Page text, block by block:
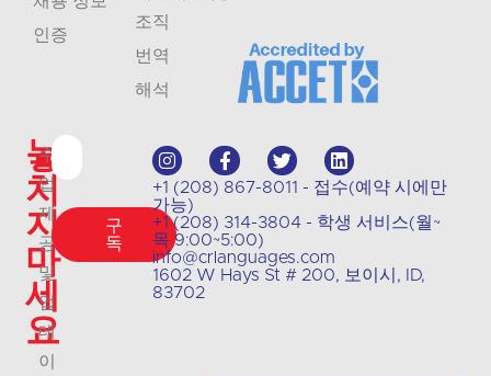
놓
치
지
마
세
요
수
업
제
공
및
업
데
이
구
독
+1 (208) 867-8011 - 접수(예약 시에만
가능)
+1 (208) 314-3804 - 학생 서비스(월~
목 9:00~5:00)
info@crlanguages.com
1602 W Hays St # 200, 보이시, ID,
83702
인증
조직
번역
해석